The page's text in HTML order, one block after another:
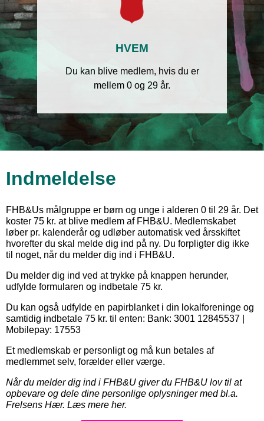
HVEM
Du kan blive medlem, hvis du er
mellem 0 og 29 år.
Indmeldelse
FHB&Us målgruppe er børn og unge i alderen 0 til 29 år. Det
koster 75 kr. at blive medlem af FHB&U. Medlemskabet
løber pr. kalenderår og udløber automatisk ved årsskiftet
hvorefter du skal melde dig ind på ny. Du forpligter dig ikke
til noget, når du melder dig ind i FHB&U.
Du melder dig ind ved at trykke på knappen herunder,
udfylde formularen og indbetale 75 kr.
Du kan også udfylde en papirblanket i din lokalforeninge og
samtidig indbetale 75 kr. til enten: Bank: 3001 12845537 |
Mobilepay: 17553
Et medlemskab er personligt og må kun betales af
medlemmet selv, forælder eller værge.
Når du melder dig ind i FHB&U giver du FHB&U lov til at
opbevare og dele dine personlige oplysninger med bl.a.
Frelsens Hær. Læs mere her.